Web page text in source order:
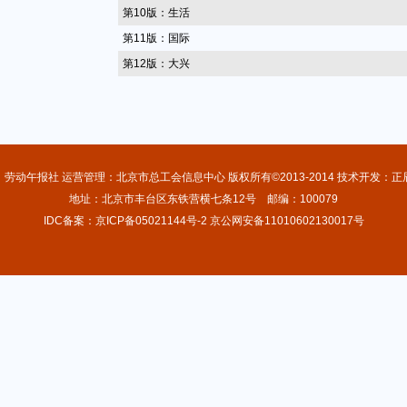
第10版：生活
第11版：国际
第12版：大兴
劳动午报社 运营管理：北京市总工会信息中心 版权所有©2013-2014 技术开发：正
地址：北京市丰台区东铁营横七条12号 邮编：100079
IDC备案：京ICP备05021144号-2 京公网安备11010602130017号